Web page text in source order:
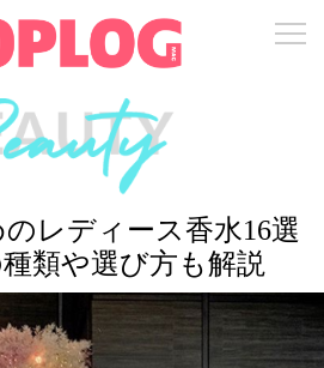
レディース香水16選
類や選び方も解説